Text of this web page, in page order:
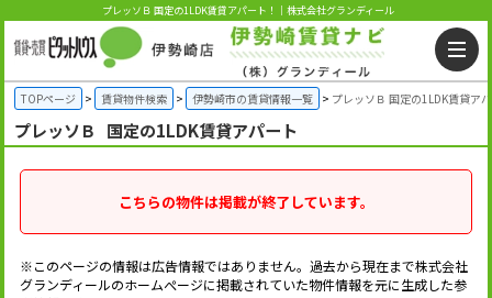
プレッソＢ 国定の1LDK賃貸アパート！｜株式会社グランディール
TOPページ 賃貸物件検索 伊勢崎市の賃貸情報一覧 プレッソＢ 国定の1LDK賃貸ア
プレッソＢ 国定の1LDK賃貸アパート
こちらの物件は掲載が終了しています。
※このページの情報は広告情報ではありません。過去から現在まで株式会社
グランディールのホームぺージに掲載されていた物件情報を元に生成した参